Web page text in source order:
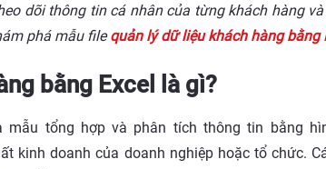
dõi thông tin cá nhân của từng khách hàng
phá mẫu file quản lý dữ liệu khách hàng bằng
bằng Excel là gì?
mẫu tổng hợp và phân tích thông tin bằng
kinh doanh của doanh nghiệp hoặc tổ chức.